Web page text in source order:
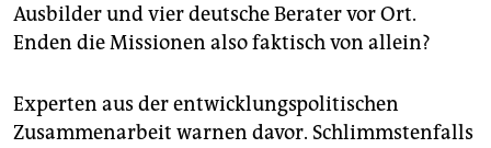
Ausbilder und vier deutsche Berater vor Ort.
Enden die Missionen also faktisch von allein?
Experten aus der entwicklungspolitischen
Zusammenarbeit warnen davor. Schlimmstenfalls